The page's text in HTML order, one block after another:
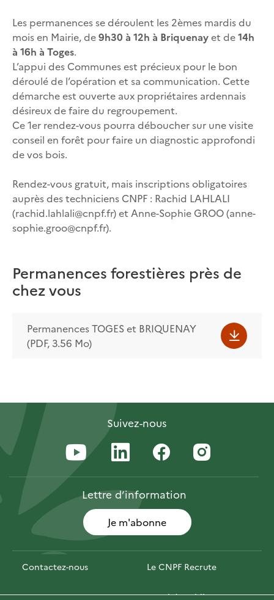
Les permanences se déroulent les 2èmes mardis du
mois en Mairie, de9h30 à 12h à Briquenayet de14h
à 16h à Toges.
L’appui des Communes est précieux pour le bon
déroulé de l’opération et sa communication. Cette
démarche est ouverte aux propriétaires ardennais
désireux de faire du regroupement.
Ce 1er rendez-vous pourra déboucher sur une visite
conseil en forêt pour faire un diagnostic approfondi
de vos bois.
Rendez-vous gratuit, mais inscriptions obligatoires
auprès des techniciens CNPF : Rachid LAHLALI
(rachid.lahlali@cnpf.fr) et Anne-Sophie GROO (anne-
sophie.groo@cnpf.fr).
Permanences forestières près de
chez vous
Permanences TOGES et BRIQUENAY
(PDF, 3.56 Mo)
Suivez-nous
Lettred’information
Je m'abonne
Contactez-nous Le CNPF Recrute
Espace presse Marchés publics